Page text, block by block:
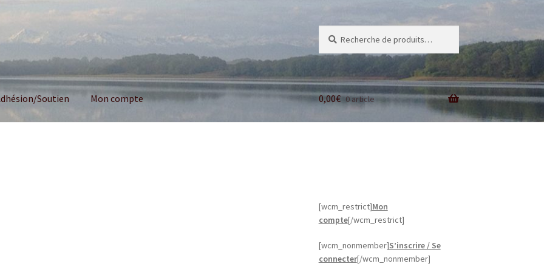
pour :
Soutien Mon compte 0,00€ 0 article
[wcm_restrict]Mon
compte[/wcm_restrict]
[wcm_nonmember]S’inscrire / Se
connecter[/wcm_nonmember]